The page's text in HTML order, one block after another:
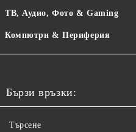
ТВ, Аудио, Фото & Gaming
Компютри & Периферия
Бързи връзки:
Търсене